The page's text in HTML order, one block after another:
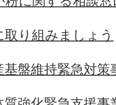
り組みましょう
基盤維持緊急対策